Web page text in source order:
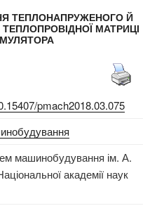
ТЕПЛОНАПРУЖЕНОГО Й
МАТРИЦІ
pmach2018.03.075
машинобудування ім. А.
академії наук